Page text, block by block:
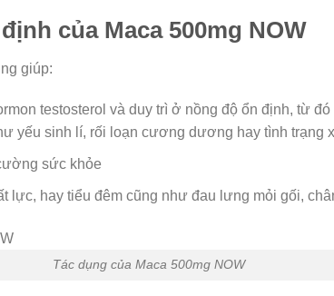
của Maca 500mg NOW
giúp:
testosterol và duy trì ở nồng độ ổn định, từ
yếu sinh lí, rối loạn cương dương hay tình trạng
sức khỏe
lực, hay tiểu đêm cũng như đau lưng mỏi gối,
Tác dụng của Maca 500mg NOW